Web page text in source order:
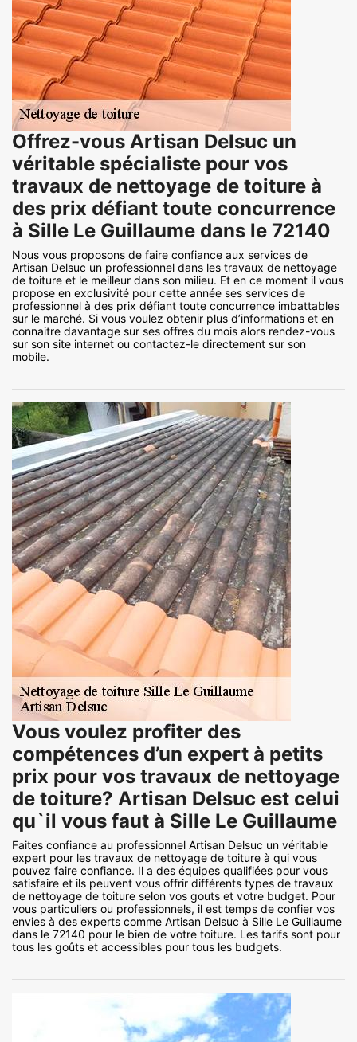
Offrez-vous Artisan Delsuc un
véritable spécialiste pour vos
travaux de nettoyage de toiture à
des prix défiant toute concurrence
à Sille Le Guillaume dans le 72140
Nous vous proposons de faire confiance aux services de
Artisan Delsuc un professionnel dans les travaux de nettoyage
de toiture et le meilleur dans son milieu. Et en ce moment il vous
propose en exclusivité pour cette année ses services de
professionnel à des prix défiant toute concurrence imbattables
sur le marché. Si vous voulez obtenir plus d’informations et en
connaitre davantage sur ses offres du mois alors rendez-vous
sur son site internet ou contactez-le directement sur son
mobile.
Vous voulez profiter des
compétences d’un expert à petits
prix pour vos travaux de nettoyage
de toiture? Artisan Delsuc est celui
qu`il vous faut à Sille Le Guillaume
Faites confiance au professionnel Artisan Delsuc un véritable
expert pour les travaux de nettoyage de toiture à qui vous
pouvez faire confiance. Il a des équipes qualifiées pour vous
satisfaire et ils peuvent vous offrir différents types de travaux
de nettoyage de toiture selon vos gouts et votre budget. Pour
vous particuliers ou professionnels, il est temps de confier vos
envies à des experts comme Artisan Delsuc à Sille Le Guillaume
dans le 72140 pour le bien de votre toiture. Les tarifs sont pour
tous les goûts et accessibles pour tous les budgets.